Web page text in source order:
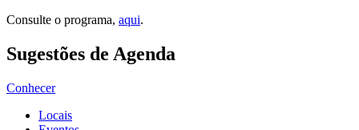
Consulte o programa, aqui.
Sugestões de Agenda
Conhecer
Locais